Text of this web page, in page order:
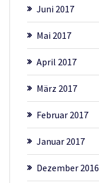
Juni 2017
Mai 2017
April 2017
März 2017
Februar 2017
Januar 2017
Dezember 2016